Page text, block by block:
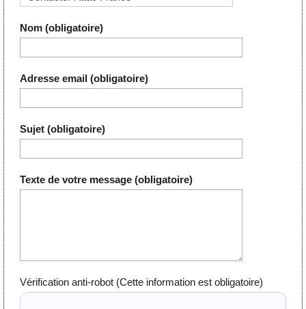
Nom (obligatoire)
Adresse email (obligatoire)
Sujet (obligatoire)
Texte de votre message (obligatoire)
Vérification anti-robot (Cette information est obligatoire)